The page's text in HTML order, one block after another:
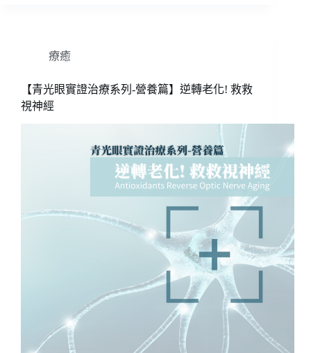
療癒
【青光眼實證治療系列-營養篇】逆轉老化! 救救
視神經